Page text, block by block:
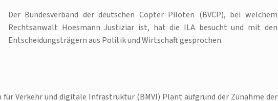
Der Bundesverband der deutschen Copter Piloten (BVCP), bei welchem
Rechtsanwalt Hoesmann Justiziar ist, hat die ILA besucht und mit den
Entscheidungsträgern aus Politik und Wirtschaft gesprochen.
für Verkehr und digitale Infrastruktur (BMVI) Plant aufgrund der Zunahme der